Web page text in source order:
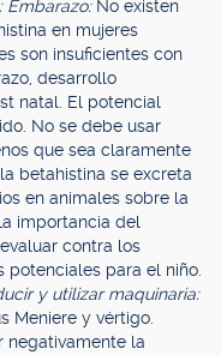
Embarazo: No existen
en mujeres
son insuficientes con
desarrollo
natal. El potencial
No se debe usar
que sea claramente
betahistina se excreta
en animales sobre la
importancia del
contra los
para el niño.
y utilizar maquinaria:
Meniere y vértigo.
negativamente la